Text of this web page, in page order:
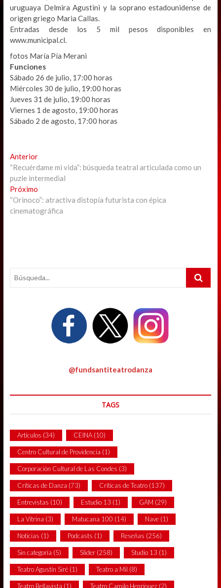
uruguaya Delmira Agustini y la soprano estadounidense de
origen griego Maria Callas.
Entradas desde los 5 mil pesos disponibles en
www.municipal.cl.
fotos María Pía Merani
Funciones
Sábado 26 de julio, 17:00 horas
Miércoles 30 de julio, 19:00 horas
Jueves 31 de julio, 19:00 horas
Viernes 1 de agosto, 19:00 horas
Sábado 2 de agosto, 17:00 horas
Navegación
de
entradas
AnteriorPrevious
post:
“Recuérdame mi vida”: búsqueda teatral articulada como un
puzle intermedial
PróximoNext
post:
“Orinoco”: atractiva distopía futurista con épica
cinematográfica
Search
@fundsantiteatrodanza
TAGS
Artículos (34) CEINA(10)
Centro Cultural de Providencia (1)
Corporación Cultural de Las Condes (3)
Críticas de Danza (73) Críticas de Teatro(137)
Entrevistas (10) Estudio 13 (1) GAM (29)
La Vitrina (3) Matucana 100 (14) Nave(1)
Noticias (1) Podcasts (1) Reseñas (256)
Sin categoría (5) Slider(258) Studio 13 (1)
Teatro Agustín Siré(1) Teatro a Mil (8)
Teatro Bellavista (1) Teatro Camilo Henríquez(2)